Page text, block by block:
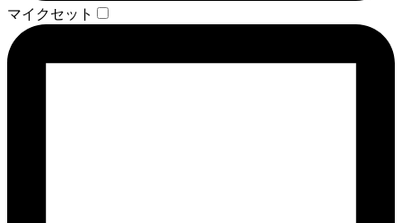
マイクセット